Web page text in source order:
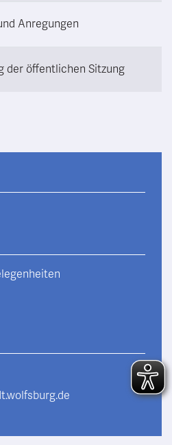
Anregungen
der öffentlichen Sitzung